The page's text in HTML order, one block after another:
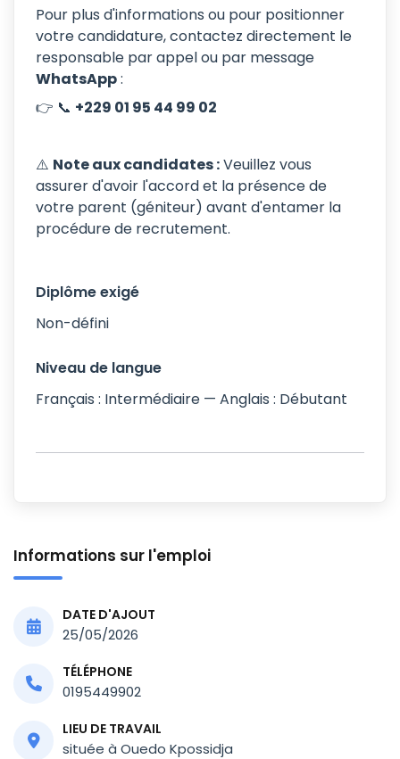
Pour plus d'informations ou pour positionner
votre candidature, contactez directement le
responsable par appel ou par message
WhatsApp:
👉 📞 +229 01 95 44 99 02
⚠️ Note aux candidates :Veuillez vous
assurer d'avoir l'accord et la présence de
votre parent (géniteur) avant d'entamer la
procédure de recrutement.
Diplôme exigé
Non-défini
Niveau de langue
Français : Intermédiaire — Anglais : Débutant
Informations sur l'emploi
DATE D'AJOUT
25/05/2026
TÉLÉPHONE
0195449902
LIEU DE TRAVAIL
située à Ouedo Kpossidja